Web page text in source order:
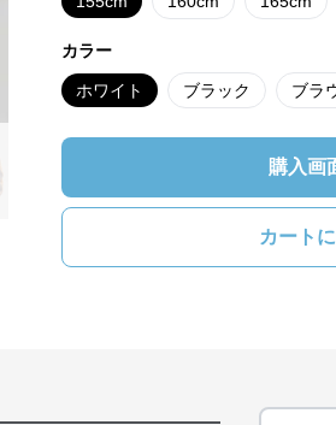
カラー
ホワイト ブラック ブラ
購入画
カート